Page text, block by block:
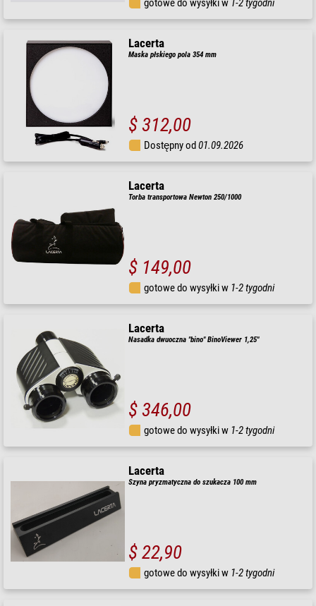
Lacerta
Maska płskiego pola 354 mm
$ 312,00
Dostępny od01.09.2026
Lacerta
Torba transportowa Newton 250/1000
$ 149,00
gotowe do wysyłki w 1-2 tygodni
Lacerta
Nasadka dwuoczna "bino" BinoViewer 1,25"
$ 346,00
gotowe do wysyłki w 1-2 tygodni
Lacerta
Szyna pryzmatyczna do szukacza 100 mm
$ 22,90
gotowe do wysyłki w 1-2 tygodni